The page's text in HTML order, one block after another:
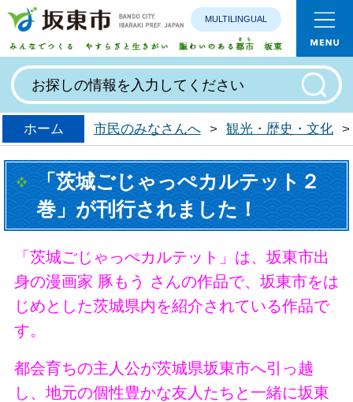
みんなで
MULTILINGUAL
ホーム 市民のみなさんへ > 観光・歴史・文化 >
「茨城ごじゃっぺカルテット２
巻」が刊行されました！
「茨城ごじゃっぺカルテット」は、坂東市出
身の漫画家 豚もう さんの作品で、 坂東市をは
じめとした茨城県内を紹介されている作品で
す。
都会育ちの主人公が茨城県坂東市へ引っ越
し、 地元の個性豊かな友人たちと一緒に坂東